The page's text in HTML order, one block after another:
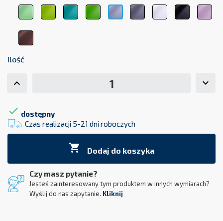
jasnozielony
6156
zielony
6248
zielony
medyczny
ciemnozielony
6263
jasnoszary
7000
ciemnoszary
7107
biały
9001
czarny
9011
róż
brązowy
8017
Ilość
 dostępny
Czas realizacji 5-21 dni roboczych
 Dodaj do koszyka
Czy masz pytanie?
Jesteś zainteresowany tym produktem w innych wymiarach?
Wyślij do nas zapytanie. Kliknij